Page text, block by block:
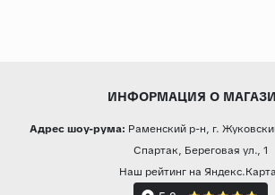
ИНФОРМАЦИЯ О
Адрес шоу-рума: Раменский р-н, г.
Спартак, Береговая ул., 1
Наш рейтинг на